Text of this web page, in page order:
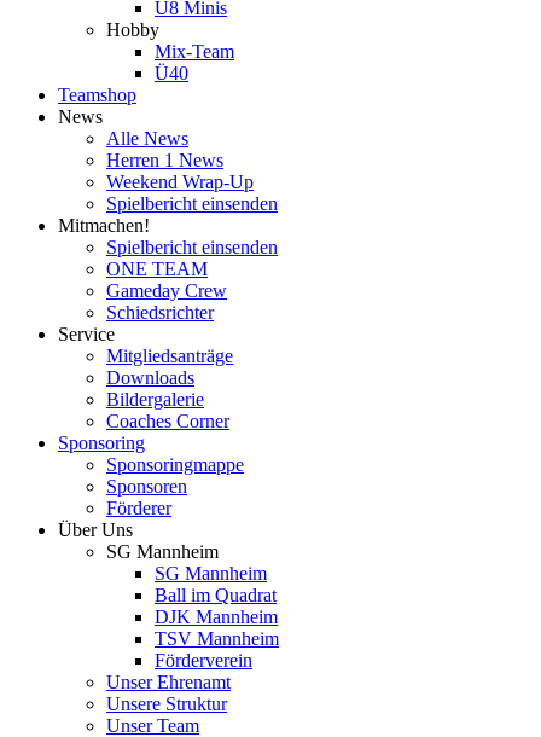
U8 Minis
Hobby
Mix-Team
Ü40
Teamshop
News
Alle News
Herren 1 News
Weekend Wrap-Up
Spielbericht einsenden
Mitmachen!
Spielbericht einsenden
ONE TEAM
Gameday Crew
Schiedsrichter
Service
Mitgliedsanträge
Downloads
Bildergalerie
Coaches Corner
Sponsoring
Sponsoringmappe
Sponsoren
Förderer
Über Uns
SG Mannheim
SG Mannheim
Ball im Quadrat
DJK Mannheim
TSV Mannheim
Förderverein
Unser Ehrenamt
Unsere Struktur
Unser Team